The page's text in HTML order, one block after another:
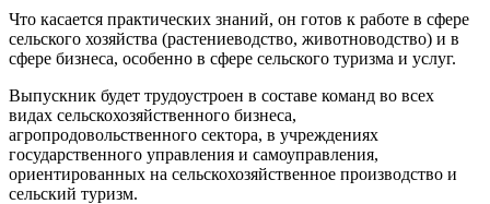
Что касается практических знаний, он готов к работе в сфере
сельского хозяйства (растениеводство, животноводство) и в
сфере бизнеса, особенно в сфере сельского туризма и услуг.
Выпускник будет трудоустроен в составе команд во всех
видах сельскохозяйственного бизнеса,
агропродовольственного сектора, в учреждениях
государственного управления и самоуправления,
ориентированных на сельскохозяйственное производство и
сельский туризм.